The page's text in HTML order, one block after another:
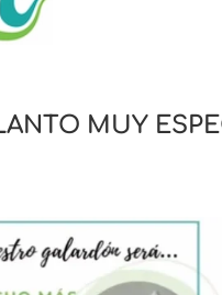
MUY